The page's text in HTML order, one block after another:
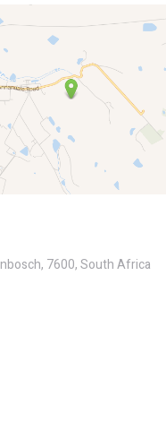
7600, South Africa